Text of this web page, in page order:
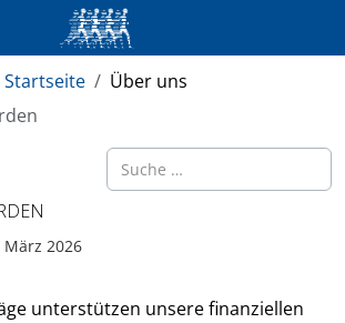
Startseite
Über uns
Suchen
2026
unterstützen unsere finanziellen